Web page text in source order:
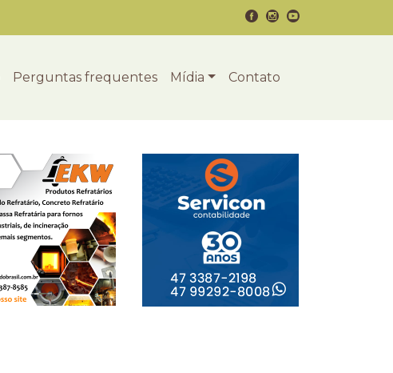
Perguntas frequentes Mídia Contato